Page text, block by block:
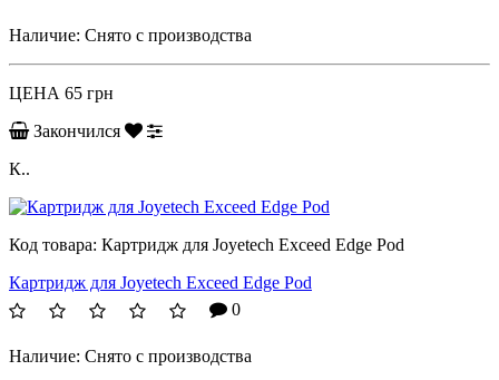
Наличие: Снято с производства
ЦЕНА 65 грн
Закончился
К..
Код товара: Картридж для Joyetech Exceed Edge Pod
Картридж для Joyetech Exceed Edge Pod
0
Наличие: Снято с производства